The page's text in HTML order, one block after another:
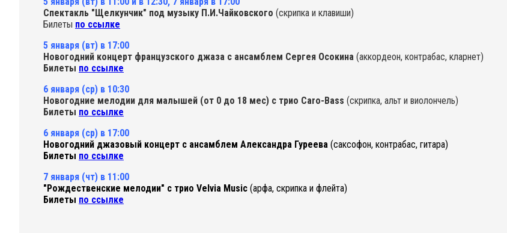
Cпектакль "Щелкунчик" под музыку П.И.Чайковского (скрипка и клавиши)
Билеты по ссылке
5 января (вт) в 17:00
Новогодний концерт французского джаза с ансамблем Сергея Осокина (аккордеон, контрабас, кларнет)
Билеты по ссылке
6 января (ср) в 10:30
Новогодние мелодии для малышей (от 0 до 18 мес) с трио Caro-Bass (скрипка, альт и виолончель)
Билеты по ссылке
6 января (ср) в 17:00
Новогодний джазовый концерт с ансамблем Александра Гуреева (саксофон, контрабас, гитара)
Билеты по ссылке
7 января (чт) в 11:00
"Рождественские мелодии" с трио Velvia Music (арфа, скрипка и флейта)
Билеты по ссылке